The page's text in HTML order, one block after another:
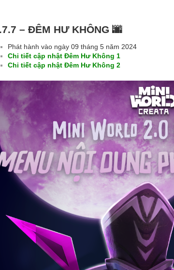
– ĐÊM HƯ KHÔNG 🌆
Phát hành vào ngày 09 tháng 5 năm 2024
Chi tiết cập nhật Đêm Hư Không 1
Chi tiết cập nhật Đêm Hư Không 2